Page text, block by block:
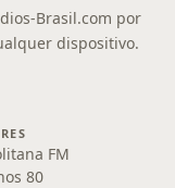
Brasil.com por
dispositivo.
FM
80